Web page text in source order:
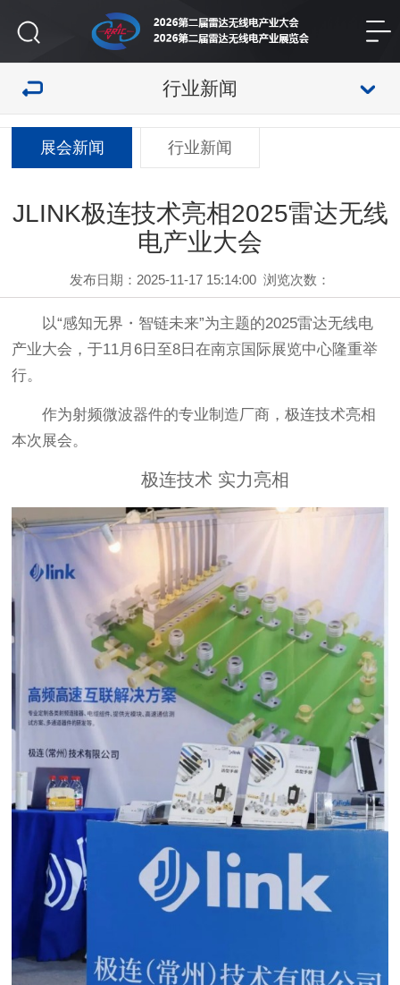
行业新闻
展会新闻 行业新闻
JLINK极连技术亮相2025雷达无线
电产业大会
发布日期：2025-11-17 15:14:00 浏览次数：
以“感知无界・智链未来”为主题的2025雷达无线电
产业大会，于11月6日至8日在南京国际展览中心隆重举
行。
作为射频微波器件的专业制造厂商，极连技术亮相
本次展会。
极连技术 实力亮相